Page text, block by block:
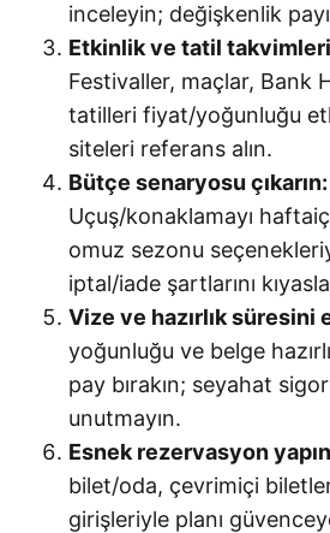
inceleyin; değişkenlik payı
Etkinlik ve tatil
Festivaller, maçlar, Bank
tatilleri fiyat/yoğunluğu
siteleri referans alın.
Bütçe senaryosu çıkarın:
Uçuş/konaklamayı
omuz sezonu
iptal/iade şartlarını
Vize ve hazırlık süresini
yoğunluğu ve belge
pay bırakın; seyahat
unutmayın.
Esnek rezervasyon
bilet/oda, çevrimiçi
girişleriyle planı